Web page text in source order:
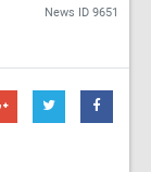
News ID9651